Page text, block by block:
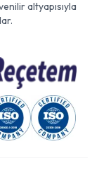
altyapısıyla